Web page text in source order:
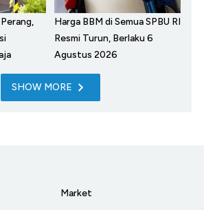
Harga BBM di Semua SPBU RI
Resmi Turun, Berlaku 6
Agustus 2026
SHOW MORE
Market